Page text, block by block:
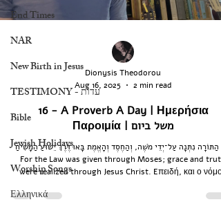
End Times
NAR
New Birth in Jesus
TESTIMONY - עדות
Bible
Jewish Holidays
Worship Songs
Ελληνικά
Dionysis Theodorou
Aug 16, 2025
2 min read
16 - A Proverb A Day | Ημερήσια
Παροιμία | משל ביום
הַתּוֹרָה נִתְּנָה עַל־יְדֵי מֺשֶׁה, וְהַחֶסֶד וְהָאֱמֶת בָּאוּ דֶּרֶךְ יֵשׁוּעַ הַמָּשִׁיחַ.
For the Law was given through Moses; grace and truth
were realized through Jesus Christ. Eπειδή, και ο νόμος
έγινε διαμέσου τού Iησού Xριστού.